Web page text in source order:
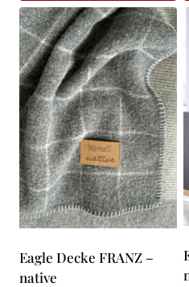
Dieses
Produkt
weist
mehrere
Varianten
auf.
Die
Optionen
können
auf
der
Produktseite
gewählt
Eagle Decke FRANZ –
native